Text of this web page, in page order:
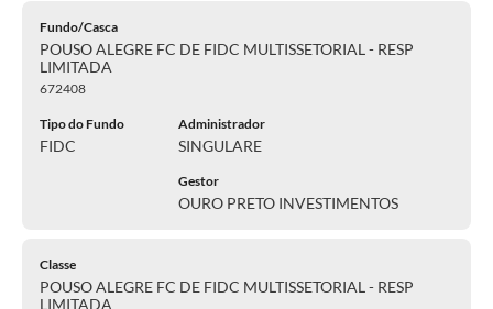
Fundo/Casca
POUSO ALEGRE FC DE FIDC MULTISSETORIAL - RESP
LIMITADA
672408
Tipo do Fundo
FIDC
Administrador
SINGULARE
Gestor
OURO PRETO INVESTIMENTOS
Classe
POUSO ALEGRE FC DE FIDC MULTISSETORIAL - RESP
LIMITADA